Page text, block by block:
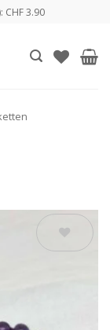
CHF 3.90